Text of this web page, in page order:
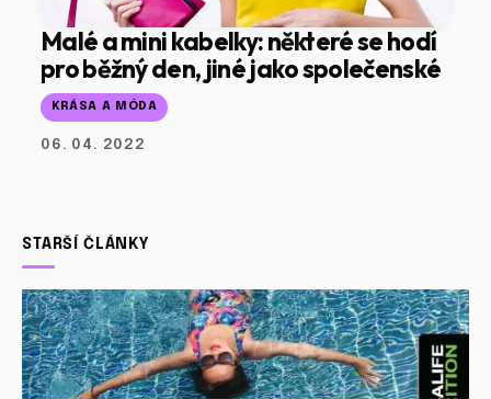
Malé a mini kabelky: některé se hodí
pro běžný den, jiné jako společenské
KRÁSA A MÓDA
06. 04. 2022
STARŠÍ ČLÁNKY